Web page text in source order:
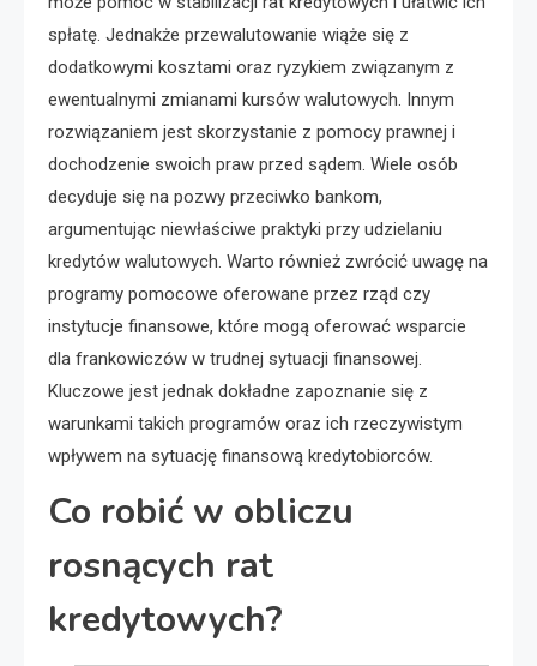
spłatę. Jednakże przewalutowanie wiąże się z
dodatkowymi kosztami oraz ryzykiem związanym z
ewentualnymi zmianami kursów walutowych. Innym
rozwiązaniem jest skorzystanie z pomocy prawnej i
dochodzenie swoich praw przed sądem. Wiele osób
decyduje się na pozwy przeciwko bankom,
argumentując niewłaściwe praktyki przy udzielaniu
kredytów walutowych. Warto również zwrócić uwagę na
programy pomocowe oferowane przez rząd czy
instytucje finansowe, które mogą oferować wsparcie
dla frankowiczów w trudnej sytuacji finansowej.
Kluczowe jest jednak dokładne zapoznanie się z
warunkami takich programów oraz ich rzeczywistym
wpływem na sytuację finansową kredytobiorców.
Co robić w obliczu
rosnących rat
kredytowych?